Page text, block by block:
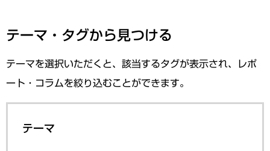
テーマ・タグから見つける
テーマを選択いただくと、該当するタグが表示され、レポ
ート・コラムを絞り込むことができます。
テーマ